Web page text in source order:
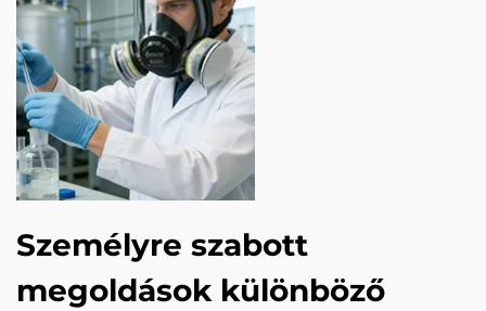
Személyre szabott
megoldások különböző